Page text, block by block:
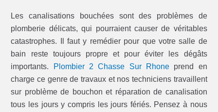
Les canalisations bouchées sont des problèmes de
plomberie délicats, qui pourraient causer de véritables
catastrophes. Il faut y remédier pour que votre salle de
bain reste toujours propre et pour éviter les dégâts
importants.
Plombier 2 Chasse Sur Rhoneprend en
charge ce genre de travaux et nos techniciens travaillent
sur problème de bouchon et réparation de canalisation
tous les jours y compris les jours fériés. Pensez à nous